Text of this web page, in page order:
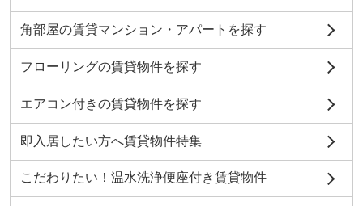
角部屋の賃貸マンション・アパートを探す
フローリングの賃貸物件を探す
エアコン付きの賃貸物件を探す
即入居したい方へ賃貸物件特集
こだわりたい！温水洗浄便座付き賃貸物件